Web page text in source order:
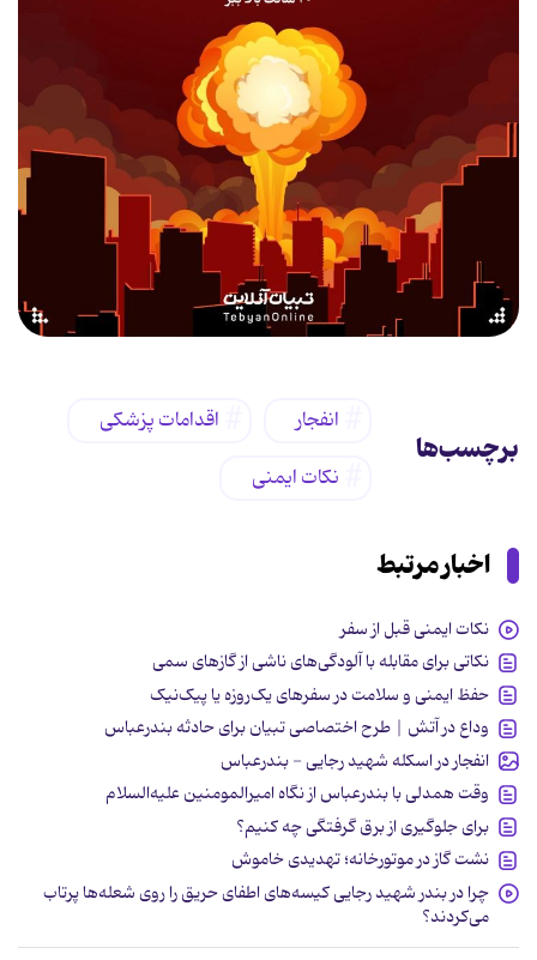
برچسب‌ها
انفجار
اقدامات پزشکی
نکات ایمنی
اخبار مرتبط
نکات ایمنی قبل از سفر
نکاتی برای مقابله با آلودگی‌های ناشی از گازهای سمی
حفظ ایمنی و سلامت در سفرهای یک‌روزه یا پیک‌نیک
وداع در آتش | طرح اختصاصی تبیان برای حادثه بندرعباس
انفجار در اسکله شهید رجایی - بندرعباس
وقت همدلی با بندرعباس از نگاه امیرالمومنین علیه‌السلام
برای جلوگیری از برق گرفتگی چه کنیم؟
نشت گاز در موتورخانه؛ تهدیدی خاموش
چرا در بندر شهید رجایی کیسه‌های اطفای حریق را روی شعله‌ها پرتاب
می‌کردند؟